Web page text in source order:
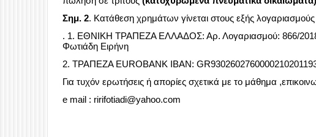
Σημ. 2. Κατάθεση χρημάτων γίνεται στους εξής λογαριασμούς
. 1. ΕΘΝΙΚΗ ΤΡΑΠΕΖΑ ΕΛΛΑΔΟΣ: Αρ. Λογαριασμού: 866/
Φωτιάδη Ειρήνη
2. ΤΡΑΠΕΖΑ EUROBANK IBAN:
Για τυχόν ερωτήσεις ή απορίες σχετικά με το μάθημα
e mail : ririfotiadi@yahoo.com